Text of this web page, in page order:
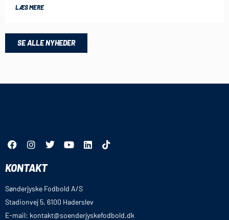
LÆS MERE
SE ALLE NYHEDER
KONTAKT
Sønderjyske Fodbold A/S
Stadionvej 5, 6100 Haderslev
E-mail: kontakt@soenderjyskefodbold.dk